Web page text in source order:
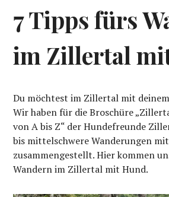
7 Tipps fürs
im Zillertal
Du möchtest im Zillertal mit
Wir haben für die Broschüre
von A bis Z“ der Hundefreunde
bis mittelschwere Wanderungen
zusammengestellt. Hier kommen
Wandern im Zillertal mit Hund.